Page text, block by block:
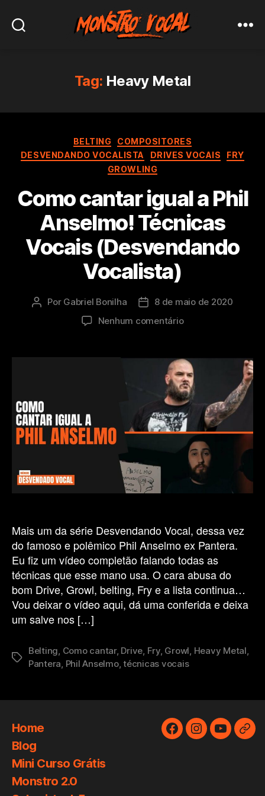
Tag: Heavy Metal
Categorias
BELTING
COMPOSITORES
DESVENDANDO VOCALISTA
DRIVES VOCAIS
FRY
GROWLING
Como cantar igual a Phil
Anselmo! Técnicas
Vocais (Desvendando
Vocalista)
Autor
Por Gabriel Bonilha
Data8 de maio de 2020
Nenhum comentárioem
igual
a
Phil
Anselmo!
Técnicas
Vocais
(Desvendando
Vocalista)
Mais um da série Desvendando Vocal, dessa vez
do famoso e polêmico Phil Anselmo ex Pantera.
Eu fiz um vídeo completão falando todas as
técnicas que esse mano usa. O cara abusa do
bom Drive, Growl, belting, Fry e a lista continua…
Vou deixar o vídeo aqui, dá uma conferida e deixa
um salve nos […]
Tags
Belting, Como cantar, Drive, Fry, Growl, Heavy Metal,
Pantera, Phil Anselmo,técnicas vocais
Home
Blog
Mini Curso Grátis
Monstro 2.0
FacebookInstagram
YouTube